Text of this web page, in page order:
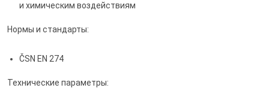
и химическим воздействиям
Нормы и стандарты:
ČSN EN 274
Технические параметры: